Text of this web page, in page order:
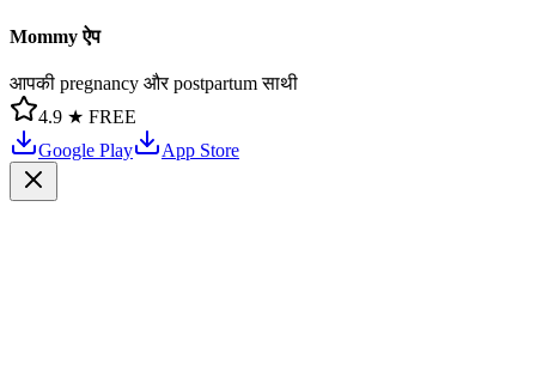
Mommy ऐप
आपकी pregnancy और postpartum साथी
4.9 ★ FREE
Google Play
App Store